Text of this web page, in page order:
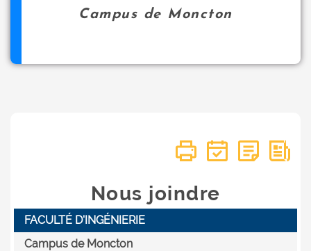
Campus de Moncton
Nous joindre
FACULTÉ D'INGÉNIERIE
Campus de Moncton